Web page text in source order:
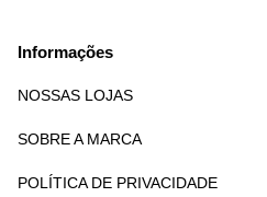
Informações
NOSSAS LOJAS
SOBRE A MARCA
POLÍTICA DE PRIVACIDADE